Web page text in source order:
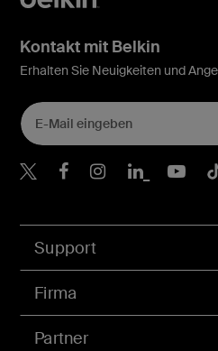
Support
Firma
Partner
Kontakt mit Belkin
Erhalten Sie Neuigkeiten und
Belkin Twitter
BelkinBelkin